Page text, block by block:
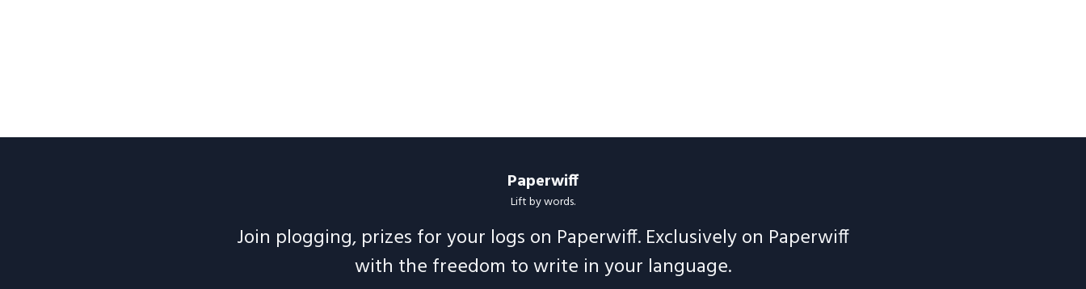
Paperwiff
Lift by words.
Join plogging, prizes for your logs on Paperwiff. Exclusively on Paperwiff
with the freedom to write in your language.